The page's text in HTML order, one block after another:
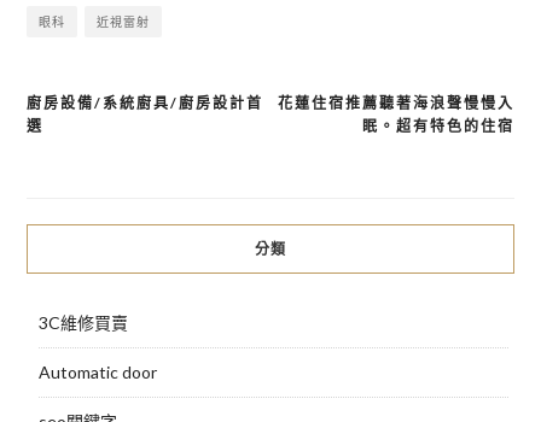
眼科 近視雷射
文
覽
花蓮住宿推薦聽著海浪聲慢慢入
眠。超有特色的住宿
廚房設備/系統廚具/廚房設計首
選
分類
3C維修買賣
Automatic door